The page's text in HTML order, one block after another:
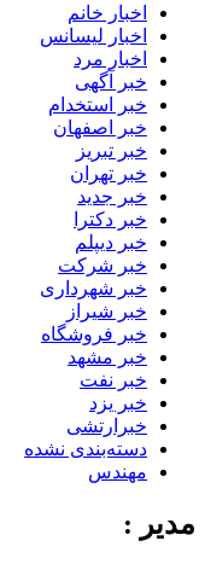
اخبار خانم
اخبار لیسانس
اخبار مرد
خبر آگهی
خبر استخدام
خبر اصفهان
خبر تبریز
خبر تهران
خبر جدید
خبر دکترا
خبر دیپلم
خبر شرکت
خبر شهرداری
خبر شیراز
خبر فروشگاه
خبر مشهد
خبر نفت
خبر یزد
خبرارتشی
دسته‌بندی نشده
مهندس
مدیر :